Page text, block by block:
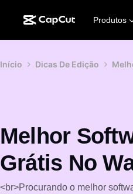
Produtos
Início Dicas De Edição
Melhor
Grátis No
<br>Procurando o melhor